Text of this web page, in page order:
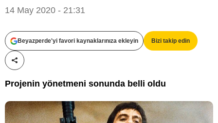
14 May 2020 - 21:31
Beyazperde'yi favori kaynaklarınıza ekleyin Bizi takip edin
Paylaş!
Projenin yönetmeni sonunda belli oldu